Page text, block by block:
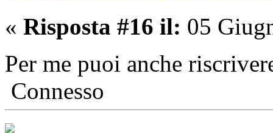
« Risposta #16 il: 05
Per me puoi anche
Connesso